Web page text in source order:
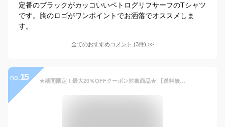
定番のブラックがカッコいいペトログリフサーフのTシャツ
です。胸のロゴがワンポイントでお洒落でオススメしま
す。
全てのおすすめコメント (3件) >
no. 15 ★期間限定！最大20％OFFクーポン対象商品★ 【送料無料】Hanes(へインズ) ビーフィー ヘビーウエイト ポケット Tシャツ パックT 1パック カットソー ショートスリーブ メンズ レディース 【コンビニ受取対応商品】